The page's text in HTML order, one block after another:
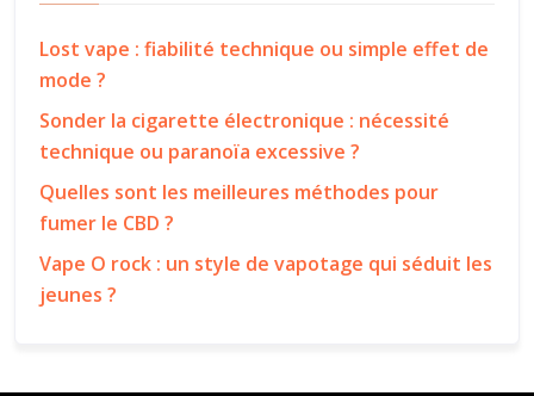
Lost vape : fiabilité technique ou simple effet de
mode ?
Sonder la cigarette électronique : nécessité
technique ou paranoïa excessive ?
Quelles sont les meilleures méthodes pour
fumer le CBD ?
Vape O rock : un style de vapotage qui séduit les
jeunes ?